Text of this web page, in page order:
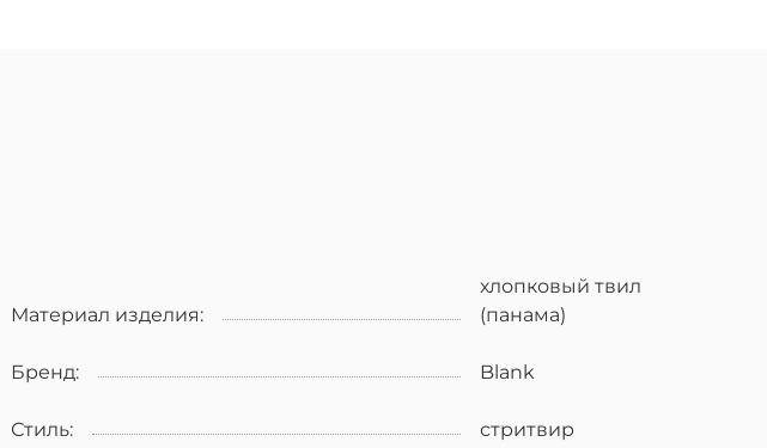
Материал изделия:
хлопковый твил
(панама)
Бренд: Blank
Стиль: стритвир